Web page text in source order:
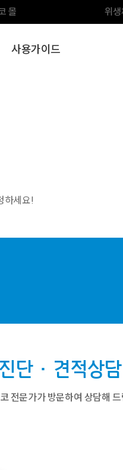
몰 위생
사용가이드
하세요!
단·견적상담
전문가가 방문하여 상담해